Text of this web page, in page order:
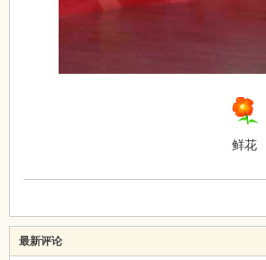
鲜花
最新评论